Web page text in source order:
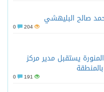
صالح البليهشي
204
يستقبل مدير مركز
191